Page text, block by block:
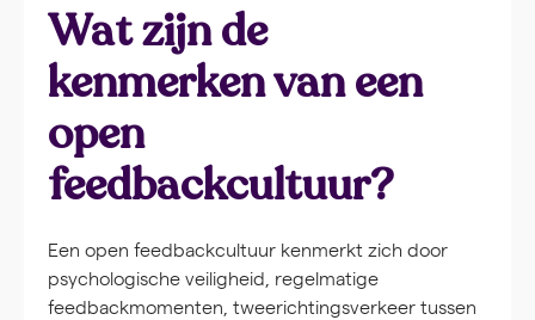
Wat zijn de
kenmerken van een
open
feedbackcultuur?
Een open feedbackcultuur kenmerkt zich door
psychologische veiligheid, regelmatige
feedbackmomenten, tweerichtingsverkeer tussen